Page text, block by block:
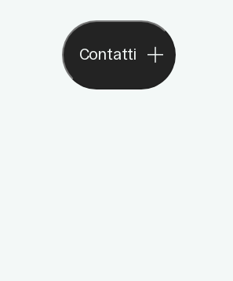
Contatti